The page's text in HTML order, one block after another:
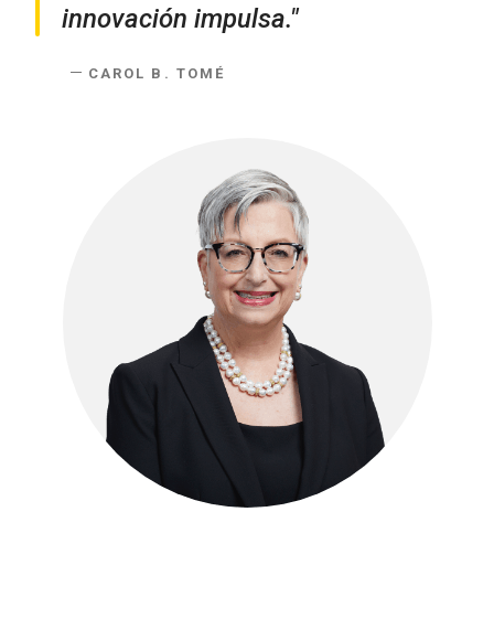
innovación impulsa."
CAROL B. TOMÉ